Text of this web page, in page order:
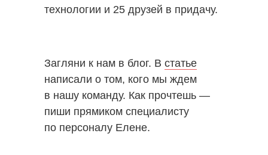
технологии и 25 друзей в придачу.
Загляни к нам в блог. В статье
написали о том, кого мы ждем
в нашу команду. Как прочтешь —
пиши прямиком специалисту
по персоналу Елене.